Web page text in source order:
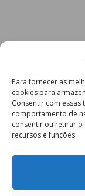
Para fornecer as
cookies para
Consentir com
comportamento de
consentir ou retirar
recursos e funções.